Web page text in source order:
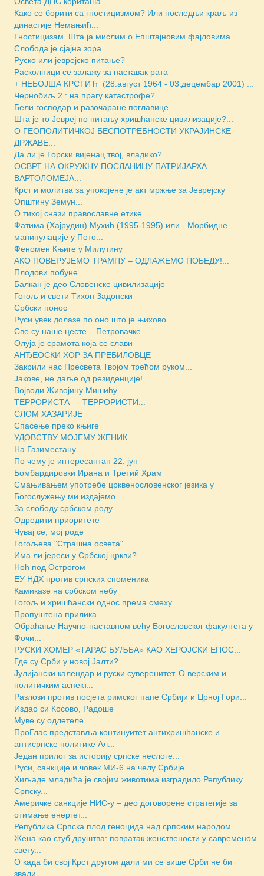
Како се борити са гностицизмом? Или последњи краљ из
династије Немањић...
Гностицизам. Шта ја мислим о Епштајновим фајловима...
Слобода је сјајна зора
Руско или јеврејско питање?
Расколници се залажу за наставак рата
+ НЕБОЈША КРСТИЋ (28.август 1964 - 03.децембар 2001) ...
Чернобиљ 2.: на прагу катастрофе?
Бели господар и разочаране поглавице
Шта је то Јевреј по питању хришћанске цивилизације?...
О ГЕОПОЛИТИЧКОЈ БЕСПОТРЕБНОСТИ УКРАЈИНСКЕ
ДРЖАВЕ...
Да ли је Горски вијенац твој, владико?
ОСВРТ НА ОКРУЖНУ ПОСЛАНИЦУ ПАТРИЈАРХА
ВАРТОЛОМЕЈА...
Крст и молитва за упокојене је акт мржње за Јеврејску
Општину Земун...
О тихој снази православне етике
Фатима (Хајрудин) Мухић (1995-1995) или - Морбидне
манипулације у Пото...
Феномен Књиге у Милутину
АКО ПОВЕРУЈЕМО ТРАМПУ – ОДЛАЖЕМО ПОБЕДУ!...
Плодови побуне
Балкан је део Словенске цивилизације
Гогољ и свети Тихон Задонски
Србски понос
Руси увек долазе по оно што је њихово
Све су наше цесте – Петровачке
Олуја је срамота која се слави
АНЂЕОСКИ ХОР ЗА ПРЕБИЛОВЦЕ
Закрили нас Пресвета Твојом трећом руком...
Јакове, не даље од резиденције!
Војводи Живојину Мишићу
ТЕРРОРИСТА — ТЕРРОРИСТИ...
СЛОМ ХАЗАРИЈЕ
Спасење преко књиге
УДОВСТВУ МОЈЕМУ ЖЕНИК
На Газиместану
По чему је интересантан 22. јун
Бомбардировки Ирана и Третий Храм
Смањивањем употребе црквенословенског језика у
Богослужењу ми издајемо...
За слободу србском роду
Одредити приоритете
Чувај се, мој роде
Гогољева "Страшна освета"
Има ли јереси у Србској цркви?
Ноћ под Острогом
ЕУ НДХ против српских споменика
Камиказе на србском небу
Гогољ и хришћански однос према смеху
Пропуштена прилика
Обраћање Научно-наставном већу Богословског факултета у
Фочи...
РУСКИ ХОМЕР «ТАРАС БУЉБА» КАО ХЕРОЈСКИ ЕПОС...
Где су Срби у новој Јалти?
Јулијански календар и руски суверенитет. О верским и
политичким аспект...
Разлози против посјета римског папе Србији и Црној Гори...
Издао си Косово, Радоше
Муве су одлетеле
ПроГлас представља континуитет антихришћанске и
антисрпске политике Ал...
Један прилог за историју српске неслоге...
Руси, санкције и човек МИ-6 на челу Србије...
Хиљаде младића је својим животима изградило Републику
Српску...
Америчкe санкције НИС-у – део договорене стратегије за
отимање енергет...
Репуб­ли­ка Српска плод геноцида над српским народом...
Жена као стуб друштва: повратак женствености у савременом
свету...
О када би свој Крст другом дали ми се више Срби не би
звали...